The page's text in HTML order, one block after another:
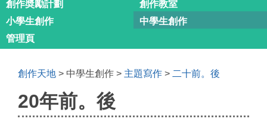
創作奬勵計劃
創作教室
小學生創作
中學生創作
管理頁
創作天地 > 中學生創作 > 主題寫作 > 二十前。後
20年前。後